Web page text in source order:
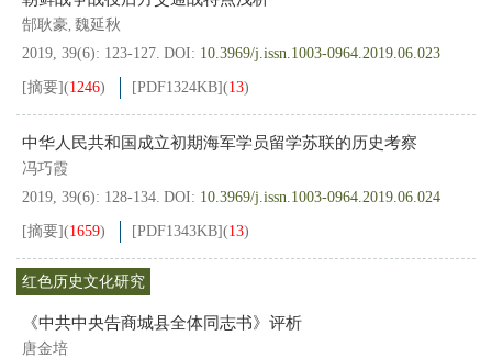
郜耿豪, 魏延秋
2019, 39(6): 123-127. DOI: 10.3969/j.issn.1003-0964.2019.06.023
[摘要](1246) [PDF1324KB](13)
中华人民共和国成立初期海军学员留学苏联的历史考察
冯巧霞
2019, 39(6): 128-134. DOI: 10.3969/j.issn.1003-0964.2019.06.024
[摘要](1659) [PDF1343KB](13)
红色历史文化研究
《中共中央告商城县全体同志书》评析
唐金培